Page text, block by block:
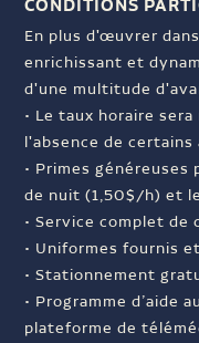
CONDITIONS
En plus d'œuvrer
enrichissant et
d'une multitude
• Le taux horaire
l'absence de certains
• Primes
de nuit (1,50$/h) et
• Service complet de
• Uniformes fournis
• Stationnement
• Programme d’aide
plateforme de